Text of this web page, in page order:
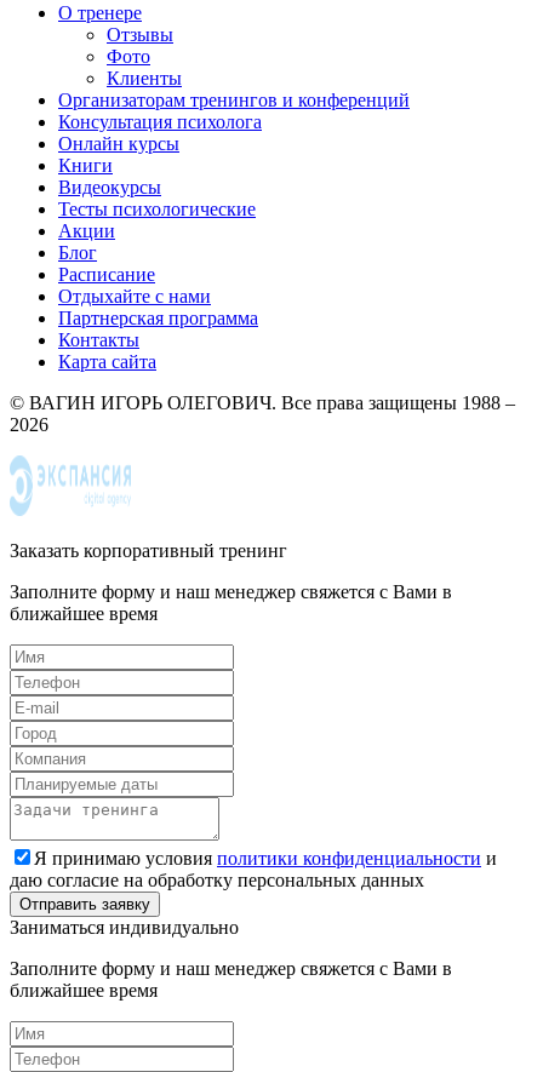
О тренере
Отзывы
Фото
Клиенты
Организаторам тренингов и конференций
Консультация психолога
Онлайн курсы
Книги
Видеокурсы
Тесты психологические
Акции
Блог
Расписание
Отдыхайте с нами
Партнерская программа
Контакты
Карта сайта
© ВАГИН ИГОРЬ ОЛЕГОВИЧ. Все права защищены 1988 –
2026
Заказать корпоративный тренинг
Заполните форму и наш менеджер свяжется с Вами в
ближайшее время
Я принимаю условия политики конфиденциальности и
даю согласие на обработку персональных данных
Заниматься индивидуально
Заполните форму и наш менеджер свяжется с Вами в
ближайшее время